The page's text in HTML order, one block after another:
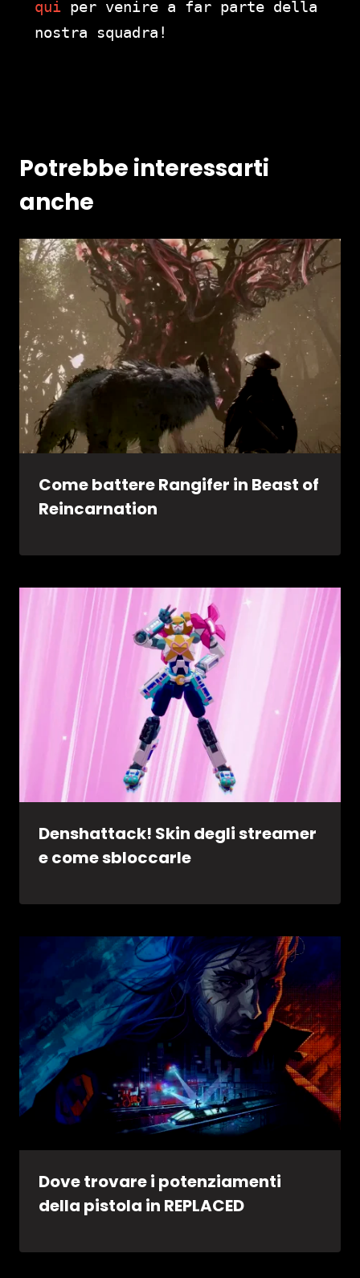
qui per venire a far parte della
nostra squadra!
Potrebbe interessarti
anche
Come battere Rangifer in Beast of
Reincarnation
Denshattack! Skin degli streamer
e come sbloccarle
Dove trovare i potenziamenti
della pistola in REPLACED